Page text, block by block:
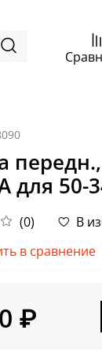
для 50-
(0)
В
в сравнение
₽